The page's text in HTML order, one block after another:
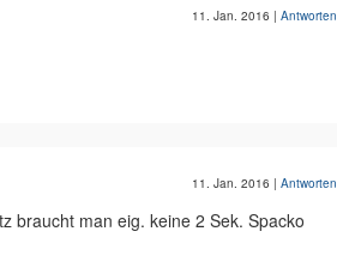
11. Jan. 2016 | Antworten
11. Jan. 2016 | Antworten
braucht man eig. keine 2 Sek. Spacko